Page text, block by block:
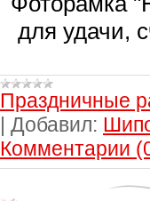
для удачи,
Праздничные
| Добавил:
Комментарии